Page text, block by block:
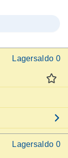
Lagersaldo 0
Lagersaldo 0